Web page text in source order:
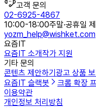
고객 문의
02-6925-4867
10:00-18:00주말·공휴일
yozm_help@wishket.com
요즘IT
요즘IT 소개작가 지원
기타 문의
콘텐츠 제안하기 광고 상품 보
요즘IT 슬랙봇
크롬 확장
이용약관
개인정보 처리방침